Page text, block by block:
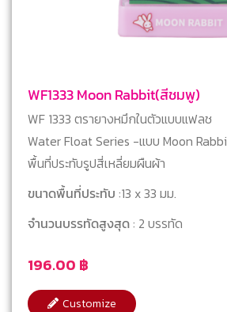
WF1333 Moon Rabbit(สีชมพู)
196.00 ฿
WF 1333 ตรายางหมึกในตัวแบบแฟลช
Water Float Series -แบบ Moon
พื้นที่ประทับรูปสี่เหลี่ยมผืนผ้า
ขนาดพื้นที่ประทับ :13 x 33 มม.
จำนวนบรรทัดสูงสุด: 2 บรรทัด
Customize